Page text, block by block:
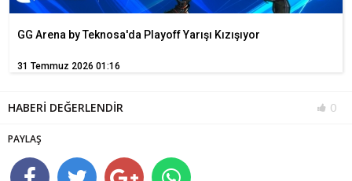
GG Arena by Teknosa'da Playoff Yarışı Kızışıyor
31 Temmuz 2026 01:16
HABERİ DEĞERLENDİR 0
PAYLAŞ